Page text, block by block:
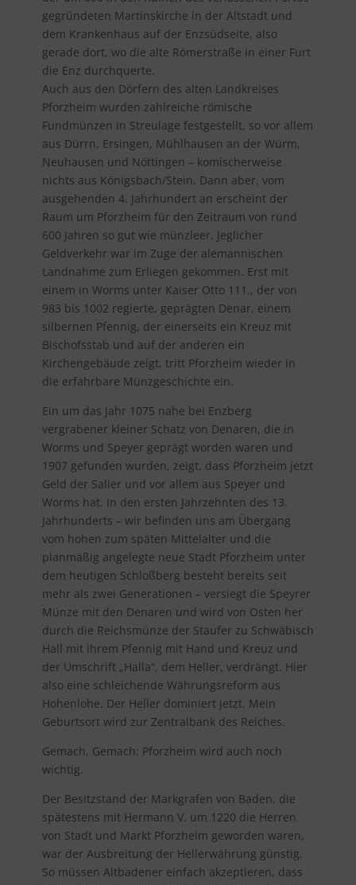
gegründeten Martinskirche in der Altstadt und
dem Krankenhaus auf der Enzsüdseite, also
gerade dort, wo die alte Römerstraße in einer Furt
die Enz durchquerte.
Auch aus den Dörfern des alten Landkreises
Pforzheim wurden zahlreiche römische
Fundmünzen in Streulage festgestellt, so vor allem
aus Dürrn, Ersingen, Mühlhausen an der Würm,
Neuhausen und Nöttingen – komischerweise
nichts aus Königsbach/Stein. Dann aber, vom
ausgehenden 4. Jahrhundert an erscheint der
Raum um Pforzheim für den Zeitraum von rund
600 Jahren so gut wie münzleer. Jeglicher
Geldverkehr war im Zuge der alemannischen
Landnahme zum Erliegen gekommen. Erst mit
einem in Worms unter Kaiser Otto 111., der von
983 bis 1002 regierte, geprägten Denar, einem
silbernen Pfennig, der einerseits ein Kreuz mit
Bischofsstab und auf der anderen ein
Kirchengebäude zeigt, tritt Pforzheim wieder in
die erfahrbare Münzgeschichte ein.
Ein um das Jahr 1075 nahe bei Enzberg
vergrabener kleiner Schatz von Denaren, die in
Worms und Speyer geprägt worden waren und
1907 gefunden wurden, zeigt, dass Pforzheim jetzt
Geld der Salier und vor allem aus Speyer und
Worms hat. In den ersten Jahrzehnten des 13.
Jahrhunderts – wir befinden uns am Übergang
vom hohen zum späten Mittelalter und die
planmäßig angelegte neue Stadt Pforzheim unter
dem heutigen Schloßberg besteht bereits seit
mehr als zwei Generationen – versiegt die Speyrer
Münze mit den Denaren und wird von Osten her
durch die Reichsmünze der Staufer zu Schwäbisch
Hall mit ihrem Pfennig mit Hand und Kreuz und
der Umschrift „Halla“, dem Heller, verdrängt. Hier
also eine schleichende Währungsreform aus
Hohenlohe. Der Heller dominiert jetzt. Mein
Geburtsort wird zur Zentralbank des Reiches.
Gemach, Gemach: Pforzheim wird auch noch
wichtig.
Der Besitzstand der Markgrafen von Baden, die
spätestens mit Hermann V. um 1220 die Herren
von Stadt und Markt Pforzheim geworden waren,
war der Ausbreitung der Hellerwährung günstig.
So müssen Altbadener einfach akzeptieren, dass